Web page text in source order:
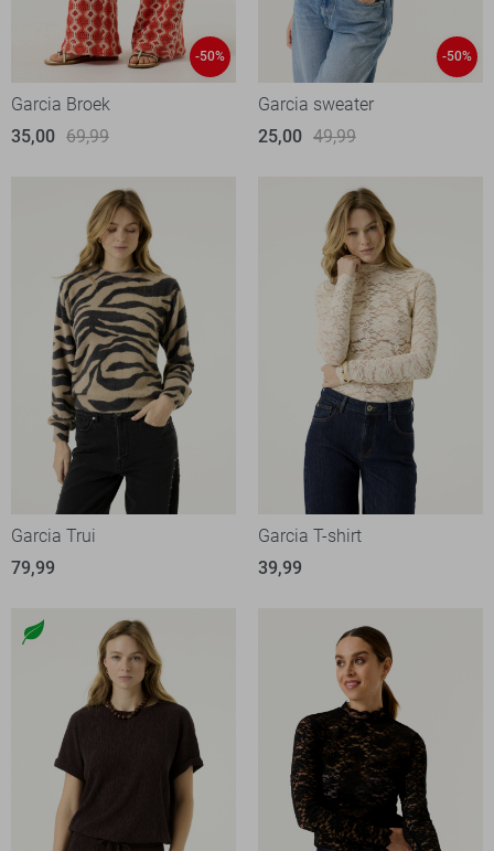
-50%
Garcia Broek
35,00 69,99
-50%
Garcia sweater
25,00 49,99
Garcia Trui
79,99
Garcia T-shirt
39,99